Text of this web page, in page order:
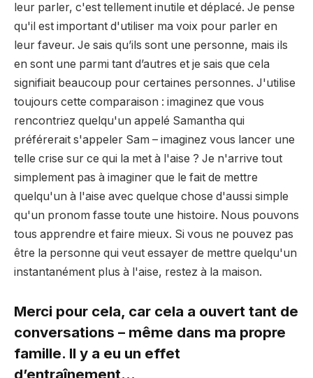
leur parler, c'est tellement inutile et déplacé. Je pense
qu'il est important d'utiliser ma voix pour parler en
leur faveur. Je sais qu’ils sont une personne, mais ils
en sont une parmi tant d’autres et je sais que cela
signifiait beaucoup pour certaines personnes. J'utilise
toujours cette comparaison : imaginez que vous
rencontriez quelqu'un appelé Samantha qui
préférerait s'appeler Sam – imaginez vous lancer une
telle crise sur ce qui la met à l'aise ? Je n'arrive tout
simplement pas à imaginer que le fait de mettre
quelqu'un à l'aise avec quelque chose d'aussi simple
qu'un pronom fasse toute une histoire. Nous pouvons
tous apprendre et faire mieux. Si vous ne pouvez pas
être la personne qui veut essayer de mettre quelqu'un
instantanément plus à l'aise, restez à la maison.
Merci pour cela, car cela a ouvert tant de
conversations – même dans ma propre
famille. Il y a eu un effet
d’entraînement…